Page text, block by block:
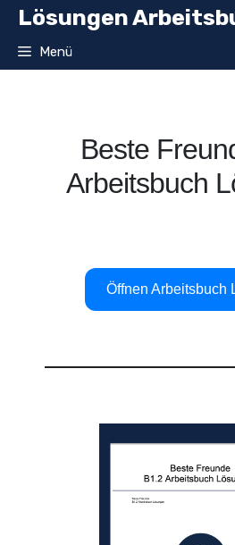
Zum
Inhalt
springen
Lösungen
Menü
Beste
Arbeitsbuch
Öffnen Arbeitsbuch